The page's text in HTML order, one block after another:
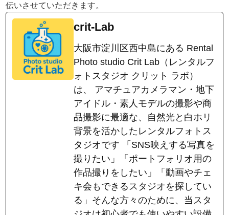
伝いさせていただきます。
crit-Lab
大阪市淀川区西中島にある Rental
Photo studio Crit Lab（レンタルフ
ォトスタジオ クリット ラボ）
は、 アマチュアカメラマン・地下
アイドル・素人モデルの撮影や商
品撮影に最適な、自然光と白ホリ
背景を活かしたレンタルフォトス
タジオです 「SNS映えする写真を
撮りたい」「ポートフォリオ用の
作品撮りをしたい」「動画やチェ
キ会もできるスタジオを探してい
る」そんな方々のために、当スタ